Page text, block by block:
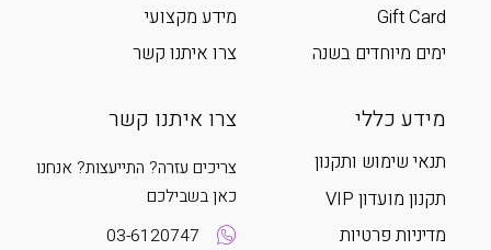
Gift Card
ימים מיוחדים בשנה
מידע מקצועי
צרו איתנו קשר
מידע כללי
תנאי שימוש ותקנון
תקנון מועדון VIP
מדיניות פרטיות
צרו איתנו קשר
צריכים עזרה? התייעצות? אנחנו
כאן בשבילכם
03-6120747